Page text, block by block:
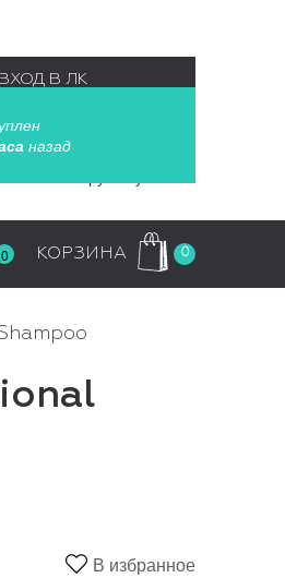
ВХОД В ЛК
0 КОРЗИНА 0
В избранное
назад